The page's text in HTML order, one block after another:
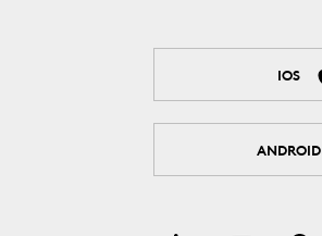
IOS
ANDROID